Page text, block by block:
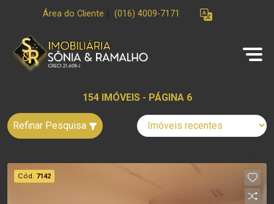
Área do Cliente (016) 4009-7171
154 IMÓVEIS - PÁGINA 6
Refinar Pesquisa
Cód. 7142